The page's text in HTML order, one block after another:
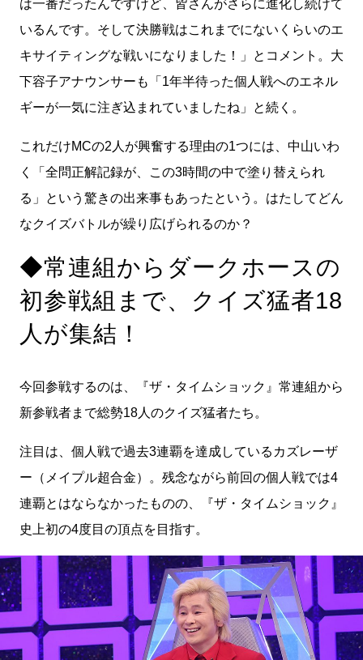
は一番だったんですけど、皆さんがさらに進化し続けて
いるんです。そして決勝戦はこれまでにないくらいのエ
キサイティングな戦いになりました！」とコメント。大
下容子アナウンサーも「1年半待った個人戦へのエネル
ギーが一気に注ぎ込まれていましたね」と続く。
これだけMCの2人が興奮する理由の1つには、中山いわ
く「全問正解記録が、この3時間の中で塗り替えられ
る」という驚きの出来事もあったという。はたしてどん
なクイズバトルが繰り広げられるのか？
◆常連組からダークホースの
初参戦組まで、クイズ猛者18
人が集結！
今回参戦するのは、『ザ・タイムショック』常連組から
新参戦者まで総勢18人のクイズ猛者たち。
注目は、個人戦で過去3連覇を達成しているカズレーザ
ー（メイプル超合金）。残念ながら前回の個人戦では4
連覇とはならなかったものの、『ザ・タイムショック』
史上初の4度目の頂点を目指す。